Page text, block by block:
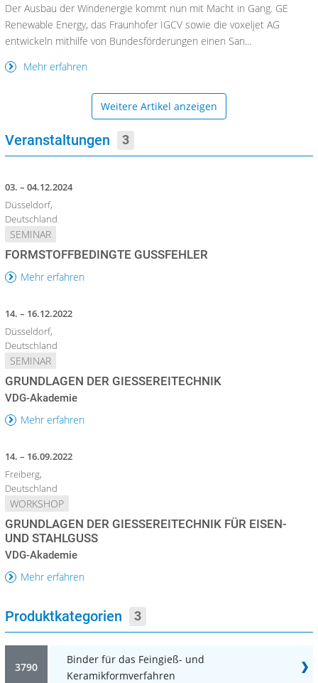
Der Ausbau der Windenergie kommt nun mit Macht in Gang. GE
Renewable Energy, das Fraunhofer IGCV sowie die voxeljet AG
entwickeln mithilfe von Bundesförderungen einen San...
Mehr erfahren
Weitere Artikel anzeigen
Veranstaltungen 3
03. – 04.12.2024
Düsseldorf,
Deutschland
SEMINAR
FORMSTOFFBEDINGTE GUSSFEHLER
Mehr erfahren
14. – 16.12.2022
Düsseldorf,
Deutschland
SEMINAR
GRUNDLAGEN DER GIESSEREITECHNIK
VDG-Akademie
Mehr erfahren
14. – 16.09.2022
Freiberg,
Deutschland
WORKSHOP
GRUNDLAGEN DER GIESSEREITECHNIK FÜR EISEN- U
ND STAHLGUSS
VDG-Akademie
Mehr erfahren
Produktkategorien 3
3790
Binder für das Feingieß- und
Keramikformverfahren